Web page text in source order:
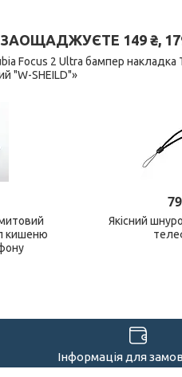
149 ₴,
Focus 2 Ultra бампер накладка
"W-SHEILD"»
кишеню
Якісний
Інформація для